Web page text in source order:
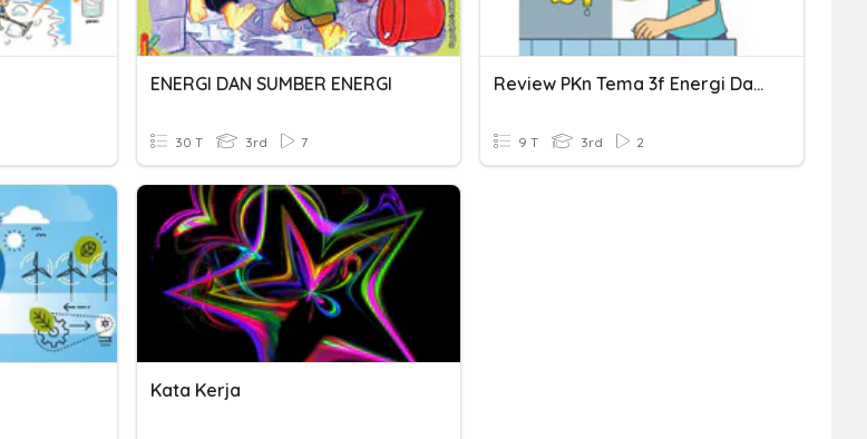
ENERGI DAN SUMBER ENERGI
30 T 3rd 7
Review PKn Tema 3f Energi Dan Perubahannya
9 T 3rd 2
Kata Kerja